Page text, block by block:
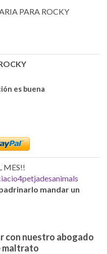
PARA ROCKY
es buena
MES!!
mandar un
con nuestro abogado
maltrato